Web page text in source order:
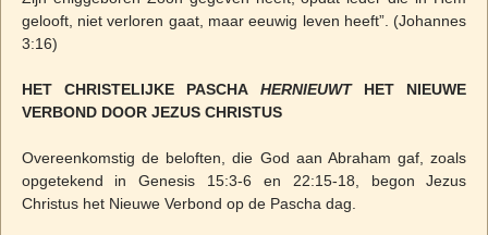
gelooft, niet verloren gaat, maar eeuwig leven heeft”. (Johannes
3:16)
HET CHRISTELIJKE PASCHA HERNIEUWTHET NIEUWE
VERBOND DOOR JEZUS CHRISTUS
Overeenkomstig de beloften, die God aan Abraham gaf, zoals
opgetekend in Genesis 15:3-6 en 22:15-18, begon Jezus
Christus het Nieuwe Verbond op de Pascha dag.